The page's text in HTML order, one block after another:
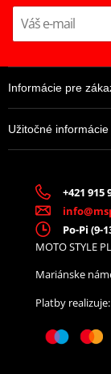
Informácie pre
Užitočné informácie
+421 915
Po-Pi (9-
MOTO STYLE
Mariánske
Platby realizuje: